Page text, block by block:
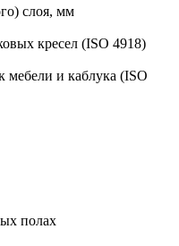
слоя, мм
кресел (ISO 4918)
мебели и каблука (ISO
полах